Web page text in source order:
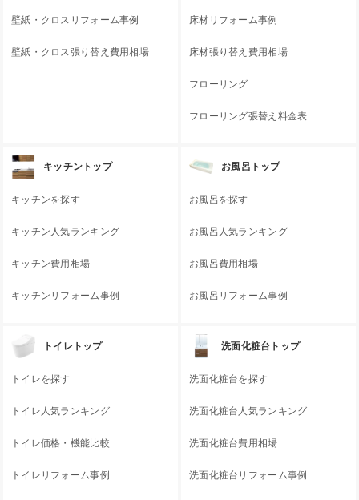
壁紙・クロスリフォーム事例
壁紙・クロス張り替え費用相場
床材リフォーム事例
床材張り替え費用相場
フローリング
フローリング張替え料金表
キッチントップ
キッチンを探す
キッチン人気ランキング
キッチン費用相場
キッチンリフォーム事例
お風呂トップ
お風呂を探す
お風呂人気ランキング
お風呂費用相場
お風呂リフォーム事例
トイレトップ
トイレを探す
トイレ人気ランキング
トイレ価格・機能比較
トイレリフォーム事例
洗面化粧台トップ
洗面化粧台を探す
洗面化粧台人気ランキング
洗面化粧台費用相場
洗面化粧台リフォーム事例